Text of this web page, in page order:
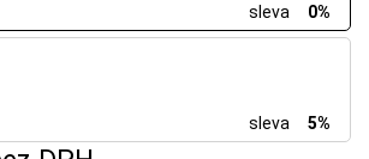
sleva
0%
sleva
5%